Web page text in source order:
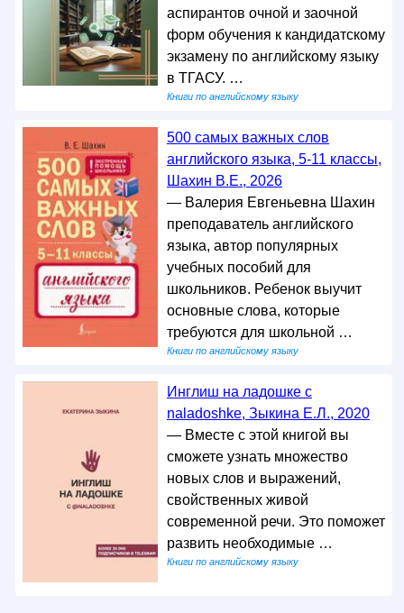
аспирантов очной и заочной
форм обучения к кандидатскому
экзамену по английскому языку
в ТГАСУ. …
Книги по английскому языку
500 самых важных слов
английского языка, 5-11 классы,
Шахин В.Е., 2026
— Валерия Евгеньевна Шахин
преподаватель английского
языка, автор популярных
учебных пособий для
школьников. Ребенок выучит
основные слова, которые
требуются для школьной …
Книги по английскому языку
Инглиш на ладошке с
naladoshke, Зыкина Е.Л., 2020
— Вместе с этой книгой вы
сможете узнать множество
новых слов и выражений,
свойственных живой
современной речи. Это поможет
развить необходимые …
Книги по английскому языку